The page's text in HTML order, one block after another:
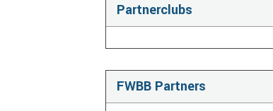
Partnerclubs
FWBB Partners